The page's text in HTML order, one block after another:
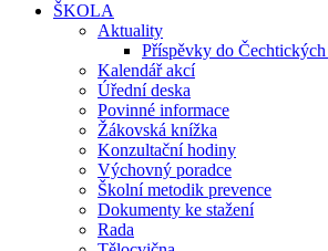
ŠKOLA
Aktuality
Příspěvky do
Kalendář akcí
Úřední deska
Povinné informace
Žákovská knížka
Konzultační hodiny
Výchovný poradce
Školní metodik prevence
Dokumenty ke stažení
Rada